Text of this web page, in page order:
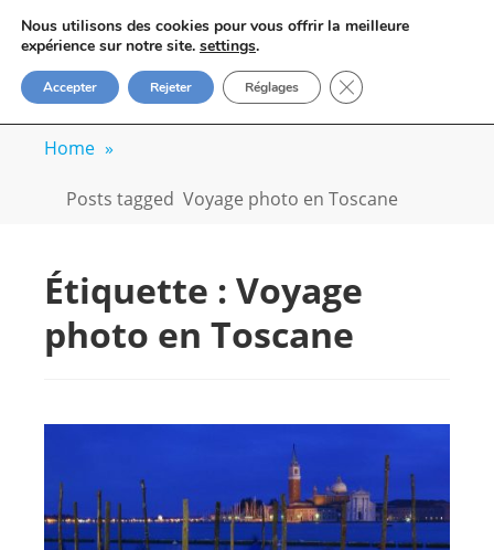
content
VOYAGE-PHOTO
Apprenez la photo avec un photographe
professionnel
Home »
Posts tagged Voyage photo en Toscane
Étiquette : Voyage
photo en Toscane
Nous utilisons des cookies pour vous offrir la meilleure
expérience sur notre site. settings.
Accepter Rejeter Réglages FERMER LA